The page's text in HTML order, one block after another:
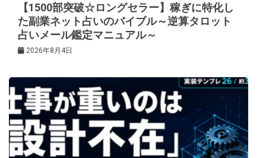
【1500部突破☆ロングセラー】稼ぎに特化し
た副業ネット占いのバイブル～逆算タロット
占いメール鑑定マニュアル～
2026年8月4日